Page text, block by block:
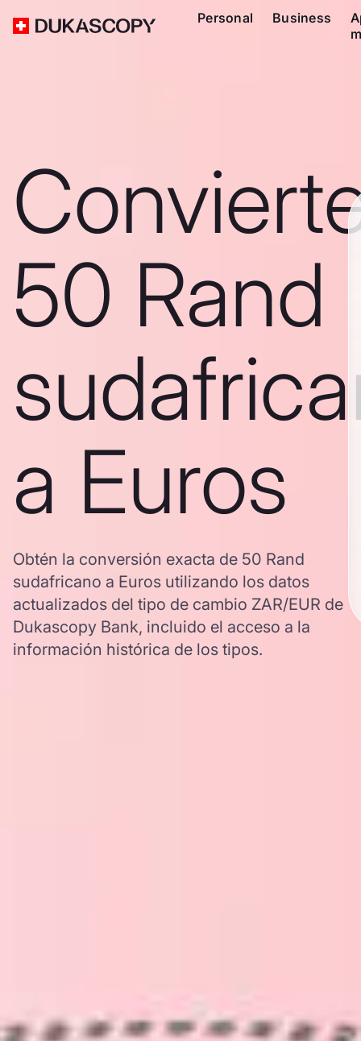
Personal Business
50 Rand
a Euros
Obtén la conversión exacta de 50 Rand
sudafricano a Euros utilizando los datos
actualizados del tipo de cambio ZAR/EUR de
Dukascopy Bank, incluido el acceso a la
información histórica de los tipos.